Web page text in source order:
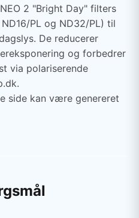
2 "Bright Day" filters
PL og ND32/PL) til
De reducerer
og forbedrer
via polariserende
side kan være genereret